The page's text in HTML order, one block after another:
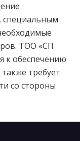
специальным
ТОО «СП
к обеспечению
требует
со стороны